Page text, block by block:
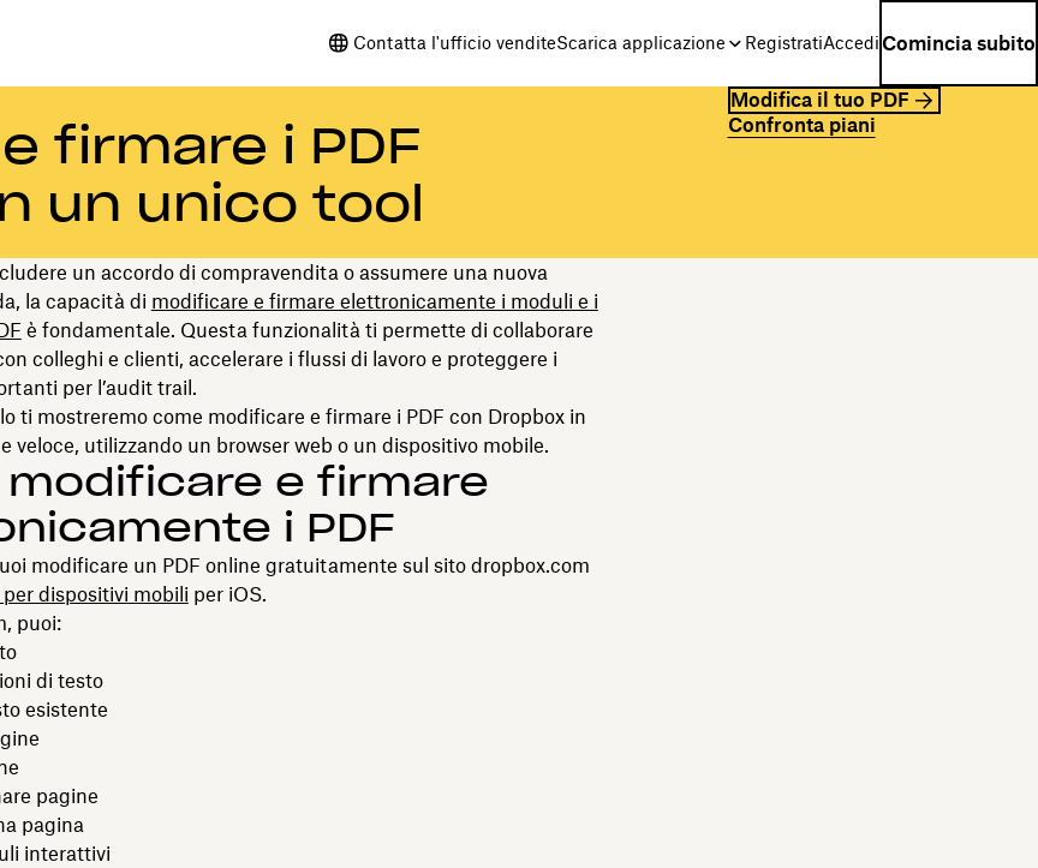
Contatta l'ufficio venditeScarica applicazione RegistratiAccedi Comincia subito
firmare i PDF
un unico tool
Modifica il tuo PDF
Confronta piani
un accordo di compravendita o assumere una nuova
la capacità di modificare e firmare elettronicamente i moduli e i
è fondamentale. Questa funzionalità ti permette di collaborare
colleghi e clienti, accelerare i flussi di lavoro e proteggere i
per l’audit trail.
ti mostreremo come modificare e firmare i PDF con Dropbox in
veloce, utilizzando un browser web o un dispositivo mobile.
modificare e firmare
i PDF
modificare un PDF online gratuitamente sul sito dropbox.com
dispositivi mobili per iOS.
puoi:
di testo
esistente
pagine
pagina
interattivi